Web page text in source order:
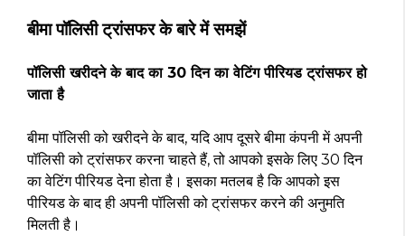
बीमा पॉलिसी ट्रांसफर के बारे में समझें
पॉलिसी खरीदने के बाद का 30 दिन का वेटिंग पीरियड ट्रांसफर हो
जाता है
बीमा पॉलिसी को खरीदने के बाद, यदि आप दूसरे बीमा कंपनी में अपनी
पॉलिसी को ट्रांसफर करना चाहते हैं, तो आपको इसके लिए 30 दिन
का वेटिंग पीरियड देना होता है। इसका मतलब है कि आपको इस
पीरियड के बाद ही अपनी पॉलिसी को ट्रांसफर करने की अनुमति
मिलती है।